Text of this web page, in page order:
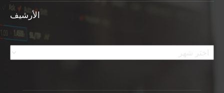
الأرشيف
الأرشيف